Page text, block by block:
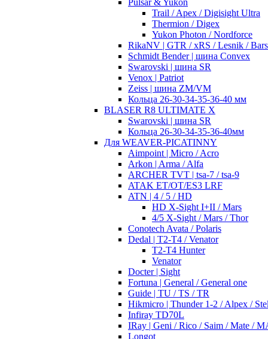
Pulsar & Yukon
Trail / Apex / Digisight Ultra
Thermion / Digex
Yukon Photon / Nordforce
RikaNV | GTR / xRS / Lesnik /
Schmidt Bender | шина Convex
Swarovski | шина SR
Venox | Patriot
Zeiss | шина ZM/VM
Кольца 26-30-34-35-36-40 мм
BLASER R8 ULTIMATE X
Swarovski | шина SR
Кольца 26-30-34-35-36-40мм
Для WEAVER-PICATINNY
Aimpoint | Micro / Acro
Arkon | Arma / Alfa
ARCHER TVT | tsa-7 / tsa-9
ATAK ET/OT/ES3 LRF
ATN | 4 / 5 / HD
HD X-Sight I+II / Mars
4/5 X-Sight / Mars / Thor
Conotech Avata / Polaris
Dedal | T2-T4 / Venator
T2-T4 Hunter
Venator
Docter | Sight
Fortuna | General / General one
Guide | TU / TS / TR
Hikmicro | Thunder 1-2 / Alpex /
Infiray TD70L
IRay | Geni / Rico / Saim / Mate /
Longot